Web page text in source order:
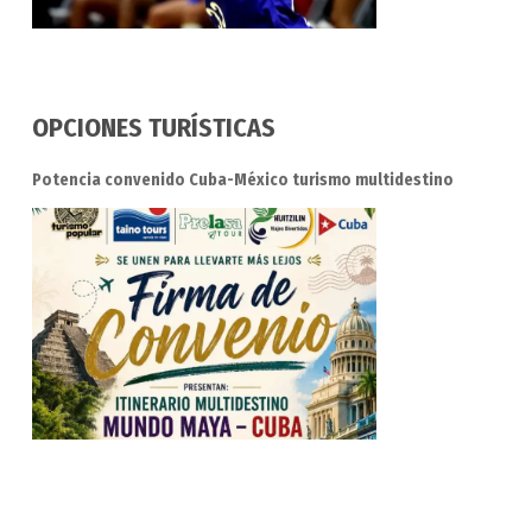
OPCIONES TURÍSTICAS
Potencia convenido Cuba-México turismo multidestino